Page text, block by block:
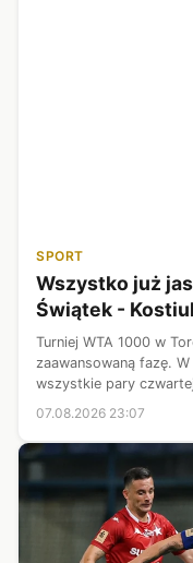
SPORT
Wszystko już
Świątek -
Turniej WTA 1000 w
zaawansowaną fazę.
wszystkie pary
ekscytująco, ale nas
07.08.2026 23:07